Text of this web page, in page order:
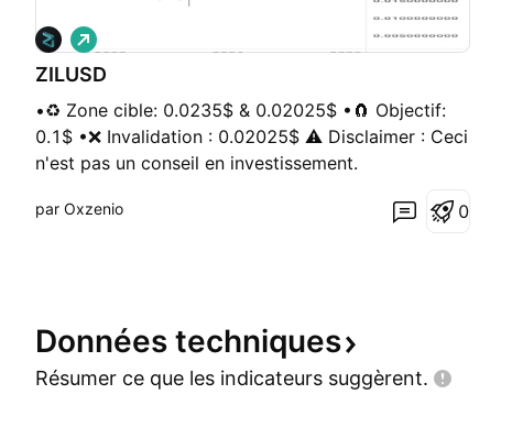
ZILUSD
•♻️ Zone cible: 0.0235$ & 0.02025$ •🧲 Objectif:
0.1$ •❌ Invalidation : 0.02025$ ⚠️ Disclaimer : Ceci
n'est pas un conseil en investissement.
L
o
n
par Oxzenio 0
Données techniques
Résumer ce que les indicateurs suggèrent.